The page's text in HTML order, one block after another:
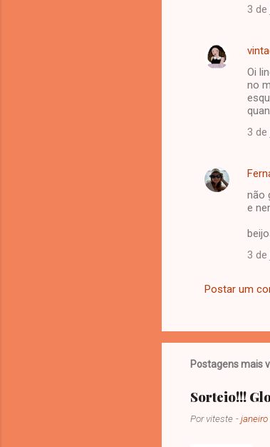
3 de
Oi
no
3 de
não
e
3 de
Postar um
Postagens mais
Sorteio!!!
Porviteste -janeiro